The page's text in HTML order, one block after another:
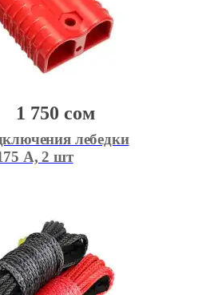
лебедки
А, 2 шт
1 750 сом